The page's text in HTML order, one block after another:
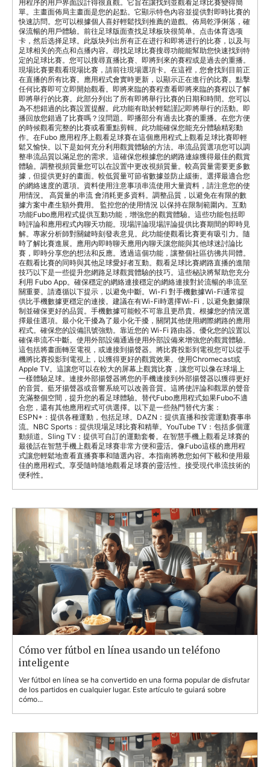
用程序的用戶界面設計得很直觀。它旨在讓找到並觀看足球比賽變得簡
單。主畫面佈局主畫面是您的起點。它顯示特色內容並提供對即時比賽的
快速訪問。您可以根據個人喜好輕鬆找到推薦的遊戲。佈局乾淨俐落，確
保流暢的用戶體驗。前往足球版面查找足球板块很简单。点击体育选项
卡，然后选择足球。此版块列出所有正在进行和即将进行的比赛，以及与
足球相关的亮点和点播内容。尋找足球比賽搜尋功能能幫助您快速找到特
定的足球比賽。您可以搜尋直播比賽、即將到來的賽程或是過去的重播。
現場比賽要觀看現場比賽，請前往現場選項卡。在這裡，您會找到目前正
在直播的所有比賽。應用程式會實時更新，以顯示正在進行的比賽。點擊
任何比賽即可立即開始觀看。即將來臨的賽程查看即將來臨的賽程以了解
即將舉行的比賽。此部分列出了所有即將舉行比賽的日期和時間。您可以
為不想錯過的比賽設置提醒。此功能有助於輕鬆謹記即將舉行的活動。即
播回放您錯過了比賽嗎？沒問題。即播部分有過去比賽的重播。在您方便
的時候觀看完整的比賽或看重點剪輯。此功能確保您能充分體驗精彩動
作。在Fubo 應用程序上觀看足球賽在這個應用程式上觀看足球比賽即輕
鬆又愉快。以下是如何充分利用觀賞體驗的方法。串流品質選項您可以調
整串流品質以滿足您的需求。這確保您根據您的網路連線獲得最佳的觀賞
體驗。調整視頻質量您可以在設置中更改視頻質量。較高質量需要更多數
據，但提供更好的畫面。較低質量可節省數據並防止緩衝。選擇最適合您
的網絡速度的選項。資料使用注意事項串流使用大量資料，請注意您的使
用情況。 高質量的串流 會消耗更多資料。調整品質，以避免在有限的數
據方案中產生額外費用。 監控您的使用情況 以保持在限制範圍內。互動
功能Fubo應用程式提供互動功能，增強您的觀賞體驗。這些功能包括即
時評論和應用程式內聊天功能。現場評論現場評論提供比賽期間的即時見
解。專家分析師對關鍵時刻發表意見。此功能使觀看比賽更有吸引力。隨
時了解比賽進展。應用內即時聊天應用內聊天讓您能與其他球迷討論比
賽，即時分享您的想法和反應。透過這個功能，讓整個社區彷彿共同體。
在觀看比賽的同時與其他足球愛好者互動。觀看足球比賽網路直播的進階
技巧以下是一些提升您網路足球觀賞體驗的技巧。這些秘訣將幫助您充分
利用 Fubo App。確保穩定的網絡連接穩定的網絡連接對於流暢的串流至
關重要。請遵循以下提示，以避免中斷。Wi-Fi 對手機數據Wi-Fi通常提
供比手機數據更穩定的連接。建議在有Wi-Fi時選擇Wi-Fi，以避免數據限
制並確保更好的品質。手機數據可能較不可靠且更昂貴。根據您的情況選
擇最佳選項。最小化干擾為了最小化干擾，關閉其他使用網際網路的應用
程式。確保您的設備訊號強勁。靠近您的 Wi-Fi 路由器。優化您的設置以
確保串流不中斷。使用外部設備通過使用外部設備來增強您的觀賞體驗。
這包括將畫面轉至電視，或連接到揚聲器。將比賽投影到電視您可以從手
機將比賽投影到電視上，以獲得更好的觀賞效果。使用Chromecast或
Apple TV。這讓您可以在較大的屏幕上觀賞比賽，讓您可以像在球場上
一樣體驗足球。連接外部揚聲器將您的手機連接到外部揚聲器以獲得更好
的音質。藍牙揚聲器或音響系統可以改善音質。這將使評論和觀眾的聲音
充滿整個空間，提升您的看足球體驗。替代Fubo應用程式如果Fubo不適
合您，還有其他應用程式可供選擇。以下是一些熱門替代方案：
ESPN+：提供各種運動，包括足球。DAZN：提供直播和按需運動賽事串
流。NBC Sports：提供現場足球比賽和精華。YouTube TV：包括多個運
動頻道。Sling TV：提供可自訂的運動套餐。在智慧手機上觀看足球賽的
最後話在智慧手機上觀看足球賽非常方便和靈活。像Fubo這樣的應用程
式讓您輕鬆地查看直播賽事和隨選內容。本指南將教您如何下載和使用最
佳的應用程式。享受隨時隨地觀看足球賽的靈活性。接受現代串流技術的
便利性。
Cómo ver fútbol en línea usando un teléfono
inteligente
Ver fútbol en línea se ha convertido en una forma popular de disfrutar
de los partidos en cualquier lugar. Este artículo te guiará sobre
cómo...